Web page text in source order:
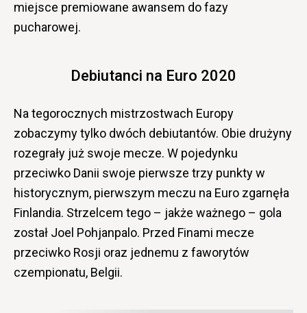
miejsce premiowane awansem do fazy
pucharowej.
Debiutanci na Euro 2020
Na tegorocznych mistrzostwach Europy
zobaczymy tylko dwóch debiutantów. Obie drużyny
rozegrały już swoje mecze. W pojedynku
przeciwko Danii swoje pierwsze trzy punkty w
historycznym, pierwszym meczu na Euro zgarnęła
Finlandia. Strzelcem tego – jakże ważnego – gola
został Joel Pohjanpalo. Przed Finami mecze
przeciwko Rosji oraz jednemu z faworytów
czempionatu, Belgii.